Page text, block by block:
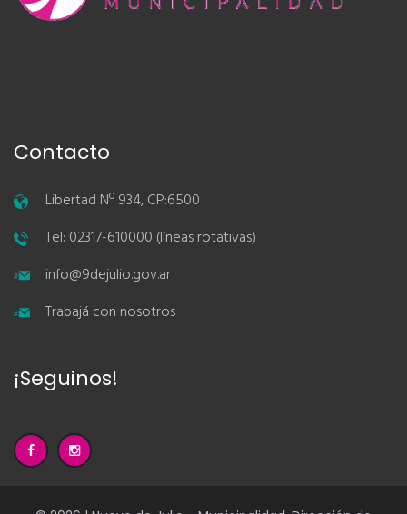
Contacto
Libertad Nº 934, CP:6500
Tel: 02317-610000 (líneas rotativas)
info@9dejulio.gov.ar
Trabajá con nosotros
¡Seguinos!